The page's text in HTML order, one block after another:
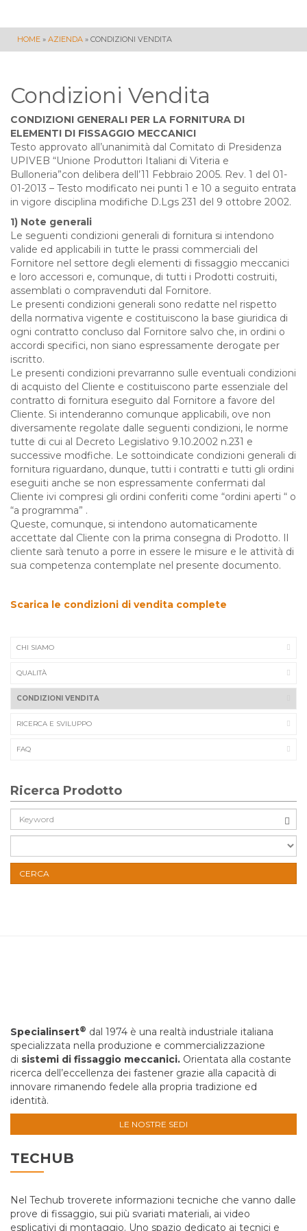
HOME » AZIENDA » CONDIZIONI VENDITA
Condizioni Vendita
CONDIZIONI GENERALI PER LA FORNITURA DI
ELEMENTI DI FISSAGGIO MECCANICI
Testo approvato all’unanimità dal Comitato di Presidenza
UPIVEB “Unione Produttori Italiani di Viteria e
Bulloneria”con delibera dell’11 Febbraio 2005. Rev. 1 del 01-
01-2013 – Testo modificato nei punti 1 e 10 a seguito entrata
in vigore disciplina modifiche D.Lgs 231 del 9 ottobre 2002.
1) Note generali
Le seguenti condizioni generali di fornitura si intendono
valide ed applicabili in tutte le prassi commerciali del
Fornitore nel settore degli elementi di fissaggio meccanici
e loro accessori e, comunque, di tutti i Prodotti costruiti,
assemblati o compravenduti dal Fornitore.
Le presenti condizioni generali sono redatte nel rispetto
della normativa vigente e costituiscono la base giuridica di
ogni contratto concluso dal Fornitore salvo che, in ordini o
accordi specifici, non siano espressamente derogate per
iscritto.
Le presenti condizioni prevarranno sulle eventuali condizioni
di acquisto del Cliente e costituiscono parte essenziale del
contratto di fornitura eseguito dal Fornitore a favore del
Cliente. Si intenderanno comunque applicabili, ove non
diversamente regolate dalle seguenti condizioni, le norme
tutte di cui al Decreto Legislativo 9.10.2002 n.231 e
successive modfiche. Le sottoindicate condizioni generali di
fornitura riguardano, dunque, tutti i contratti e tutti gli ordini
eseguiti anche se non espressamente confermati dal
Cliente ivi compresi gli ordini conferiti come “ordini aperti “ o
“a programma” .
Queste, comunque, si intendono automaticamente
accettate dal Cliente con la prima consegna di Prodotto. Il
cliente sarà tenuto a porre in essere le misure e le attività di
sua competenza contemplate nel presente documento.
Scarica le condizioni di vendita complete
CHI SIAMO
QUALITÀ
CONDIZIONI VENDITA
RICERCA E SVILUPPO
FAQ
Ricerca Prodotto
Cerca:
CERCA
Specialinsert® dal 1974 è una realtà industriale italiana
specializzata nella produzione e commercializzazione
di sistemi di fissaggio meccanici. Orientata alla costante
ricerca dell’eccellenza dei fastener grazie alla capacità di
innovare rimanendo fedele alla propria tradizione ed
identità.
LE NOSTRE SEDI
TECHUB
Nel Techub troverete informazioni tecniche che vanno dalle
prove di fissaggio, sui più svariati materiali, ai video
esplicativi di montaggio. Uno spazio dedicato ai tecnici e